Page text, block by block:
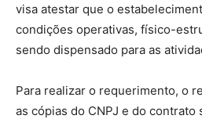
visa atestar que o
condições operativas, físico-
sendo dispensado para as
Para realizar o requerimento, o
as cópias do CNPJ e do contrato